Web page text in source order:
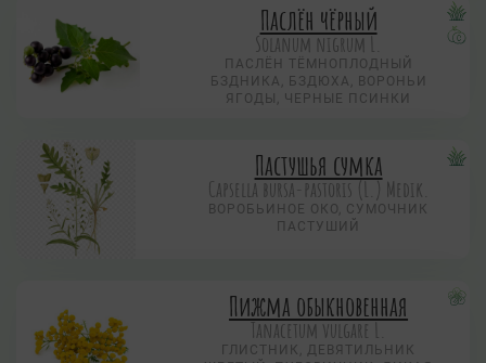
Паслён чёрный
Solanum nigrum L.
ПАСЛЁН ТЁМНОПЛОДНЫЙ
БЗДНИКА, БЗДЮХА, ВОРОНЬИ
ЯГОДЫ, ЧЕРНЫЕ ПСИНКИ
Пастушья сумка
Capsella bursa-pastoris (L.) Medik.
ВОРОБЬИНОЕ ОКО, CУМОЧНИК
ПАСТУШИЙ
Пижма обыкновенная
Tanacetum vulgare L.
ГЛИСТНИК, ДЕВЯТИЛЬНИК